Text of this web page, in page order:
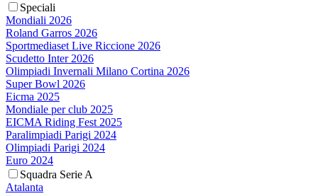
Speciali
Mondiali 2026
Roland Garros 2026
Sportmediaset Live Riccione 2026
Scudetto Inter 2026
Olimpiadi Invernali Milano Cortina 2026
Super Bowl 2026
Eicma 2025
Mondiale per club 2025
EICMA Riding Fest 2025
Paralimpiadi Parigi 2024
Olimpiadi Parigi 2024
Euro 2024
Squadra Serie A
Atalanta